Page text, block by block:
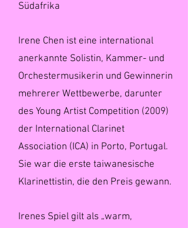
Südafrika
Irene Chen ist eine international
anerkannte Solistin, Kammer- und
Orchestermusikerin und Gewinnerin
mehrerer Wettbewerbe, darunter
des Young Artist Competition (2009)
der International Clarinet
Association (ICA) in Porto, Portugal.
Sie war die erste taiwanesische
Klarinettistin, die den Preis gewann.
Irenes Spiel gilt als „warm,